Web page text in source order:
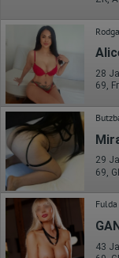
zusammengeführt.
Erhobene
Herkunft (Land
Sprache
Betriebssystem
Gerät (PC,
Browser und alle
Auflösung des
Besucherquelle
verweisende
Welche Dateien
Welche Videos
Wurden
Wohin ging der
Portals oder hat
Wie lange blieb
69,
Fulda